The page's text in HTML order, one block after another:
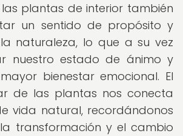
plantas de interior también
un sentido de propósito y
naturaleza, lo que a su vez
nuestro estado de ánimo y
bienestar emocional. El
de las plantas nos conecta
vida natural, recordándonos
transformación y el cambio